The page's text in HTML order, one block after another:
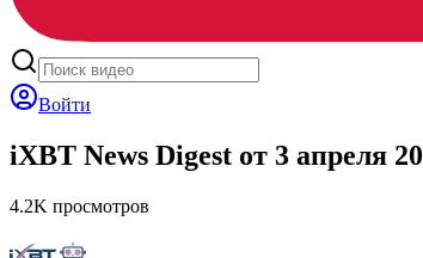
Войти
iXBT News Digest от 3 апреля
4.2K просмотров